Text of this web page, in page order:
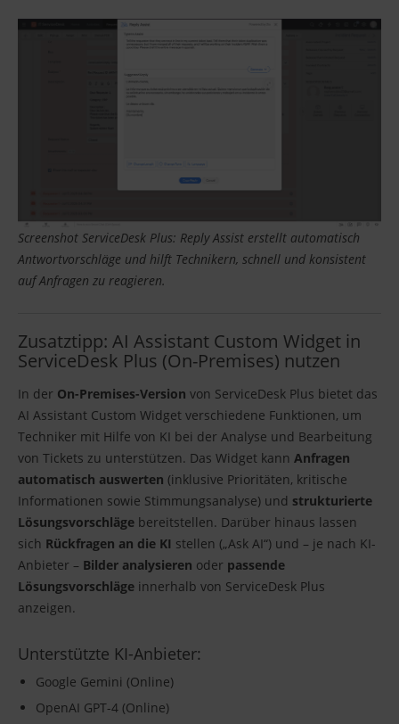
Screenshot ServiceDesk Plus: Reply Assist erstellt automatisch
Antwortvorschläge und hilft Technikern, schnell und konsistent
auf Anfragen zu reagieren.
Zusatztipp: AI Assistant Custom Widget in
ServiceDesk Plus (On-Premises) nutzen
In der On-Premises-Version von ServiceDesk Plus bietet das
AI Assistant Custom Widget verschiedene Funktionen, um
Techniker mit Hilfe von KI bei der Analyse und Bearbeitung
von Tickets zu unterstützen. Das Widget kann Anfragen
automatisch auswerten (inklusive Prioritäten, kritische
Informationen sowie Stimmungsanalyse) und strukturierte
Lösungsvorschläge bereitstellen. Darüber hinaus lassen
sich Rückfragen an die KI stellen („Ask AI“) und – je nach KI-
Anbieter – Bilder analysieren oder passende
Lösungsvorschläge innerhalb von ServiceDesk Plus
anzeigen.
Unterstützte KI-Anbieter:
Google Gemini (Online)
OpenAI GPT-4 (Online)